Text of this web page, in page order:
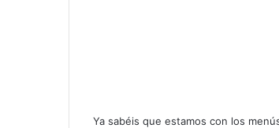
Ya sabéis que estamos con los